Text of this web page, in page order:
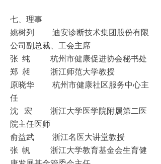
七、理事
姚树列 迪安诊断技术集团股份有限
公司副总裁、工会主席
张 纯 杭州市健康促进协会秘书处
郑 昶 浙江师范大学教授
原晓华 杭州市健康社区服务中心主
任
沈 宏 浙江大学医学院附属第二医
院主任医师
俞益武 浙江名医大讲堂教授
张 帆 浙江大学教育基金会生育健